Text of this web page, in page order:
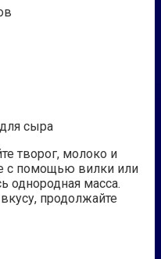
сыра
творог, молоко и
с помощью вилки или
однородная масса.
продолжайте